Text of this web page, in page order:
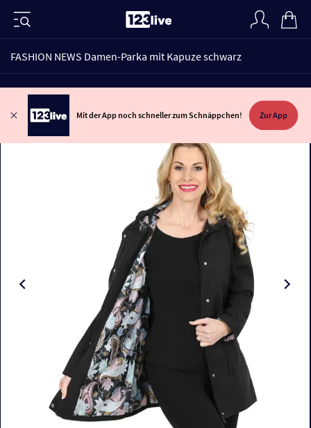
FASHION NEWS Damen-Parka mit Kapuze schwarz
Mit der App noch schneller zum Schnäppchen! Zur App